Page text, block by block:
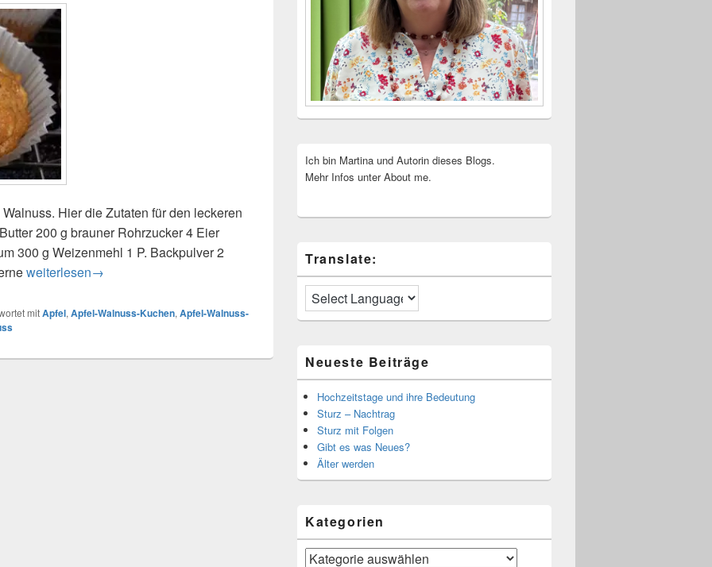
Hier die Zutaten für den leckeren
200 g brauner Rohrzucker 4 Eier
300 g Weizenmehl 1 P. Backpulver 2
Apfel-Walnuss-Kuchen oder Muffins
weiterlesen→
mitApfel, Apfel-Walnuss-Kuchen, Apfel-Walnuss-
Ich bin Martina und Autorin dieses Blogs.
Mehr Infos unter About me.
Translate:
Neueste Beiträge
Hochzeitstage und ihre Bedeutung
Sturz – Nachtrag
Sturz mit Folgen
Gibt es was Neues?
Älter werden
Kategorien
Kategorien